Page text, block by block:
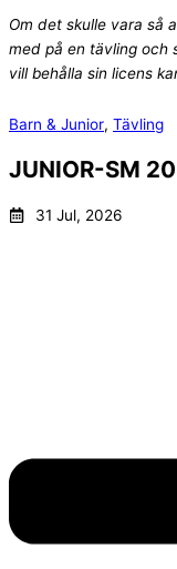
Om det skulle vara så
med på en tävling och
vill behålla sin licens
Barn & Junior, Tävling
JUNIOR-SM
31 Jul, 2026